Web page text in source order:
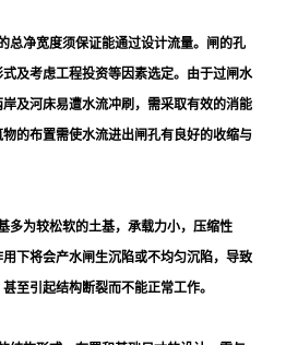
总净宽度须保证能通过设计流量。闸的孔
及考虑工程投资等因素选定。由于过闸水
及河床易遭水流冲刷，需采取有效的消能
的布置需使水流进出闸孔有良好的收缩与
多为较松软的土基，承载力小，压缩性
下将会产水闸生沉陷或不均匀沉陷，导致
至引起结构断裂而不能正常工作。